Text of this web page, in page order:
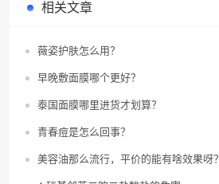
相关文章
薇姿护肤怎么用？
早晚敷面膜哪个更好？
泰国面膜哪里进货才划算？
青春痘是怎么回事？
美容油那么流行，平价的能有啥效果呀？